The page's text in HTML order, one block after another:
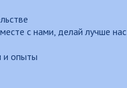
с нами, делай лучше нас
и опыты